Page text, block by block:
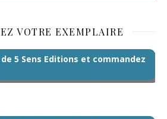
VOTRE EXEMPLAIRE
5 Sens Editions et commandez